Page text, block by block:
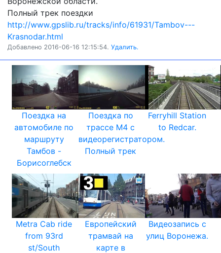
Полный трек поездки
http://www.gpslib.ru/tracks/info/61931/Tambov---
Krasnodar.html
Добавлено 2016-06-16 12:15:54. Удалить.
Поездка на
автомобиле по
маршруту
Тамбов -
Борисоглебск
Поездка по
трассе М4 с
видеорегистратором.
Полный трек
Ferryhill Station
to Redcar.
Metra Cab ride
from 93rd
st/South
Европейский
трамвай на
карте в
Видеозапись с
улиц Воронежа.